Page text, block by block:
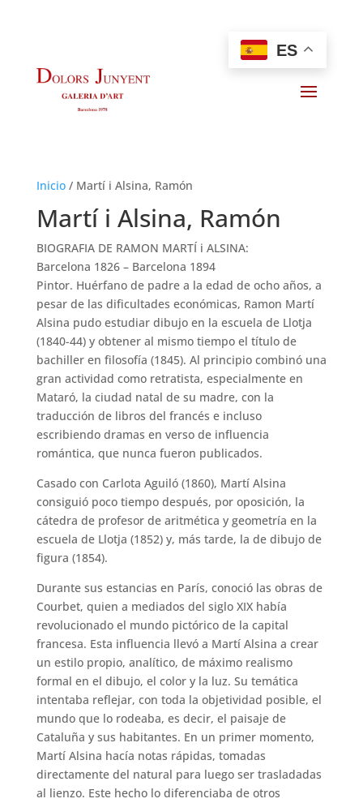
ES
Inicio/ Martí i Alsina, Ramón
Martí i Alsina, Ramón
BIOGRAFIA DE RAMON MARTÍ i ALSINA:
Barcelona 1826 – Barcelona 1894
Pintor. Huérfano de padre a la edad de ocho años, a
pesar de las dificultades económicas, Ramon Martí
Alsina pudo estudiar dibujo en la escuela de Llotja
(1840-44) y obtener al mismo tiempo el título de
bachiller en filosofía (1845). Al principio combinó una
gran actividad como retratista, especialmente en
Mataró, la ciudad natal de su madre, con la
traducción de libros del francés e incluso
escribiendo dramas en verso de influencia
romántica, que nunca fueron publicados.
Casado con Carlota Aguiló (1860), Martí Alsina
consiguió poco tiempo después, por oposición, la
cátedra de profesor de aritmética y geometría en la
escuela de Llotja (1852) y, más tarde, la de dibujo de
figura (1854).
Durante sus estancias en París, conoció las obras de
Courbet, quien a mediados del siglo XIX había
revolucionado el mundo pictórico de la capital
francesa. Esta influencia llevó a Martí Alsina a crear
un estilo propio, analítico, de máximo realismo
formal en el dibujo, el color y la luz. Su temática
intentaba reflejar, con toda la objetividad posible, el
mundo que lo rodeaba, es decir, el paisaje de
Cataluña y sus habitantes. En un primer momento,
Martí Alsina hacía notas rápidas, tomadas
directamente del natural para luego ser trasladadas
al lienzo. Este hecho lo diferenciaba de otros